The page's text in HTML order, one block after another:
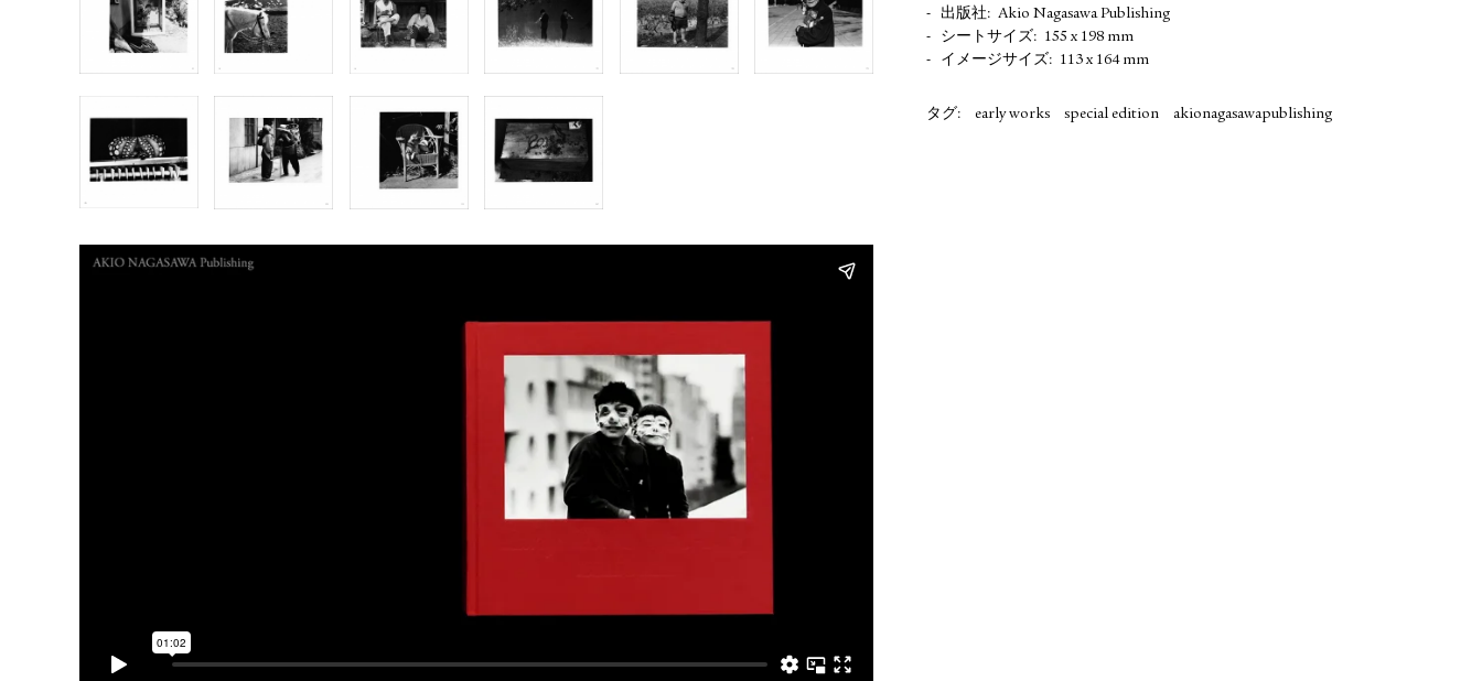
出版社
Akio Nagasawa Publishing
シートサイズ
155 x 198 mm
イメージサイズ
113 x 164 mm
タグ: early works special edition akionagasawapublishing